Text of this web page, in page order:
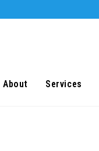
About Services